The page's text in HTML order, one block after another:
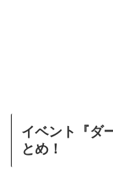
イベント『ダ
とめ！